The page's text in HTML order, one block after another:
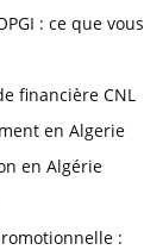
: ce que vous
financière CNL
en Algerie
en Algérie
: